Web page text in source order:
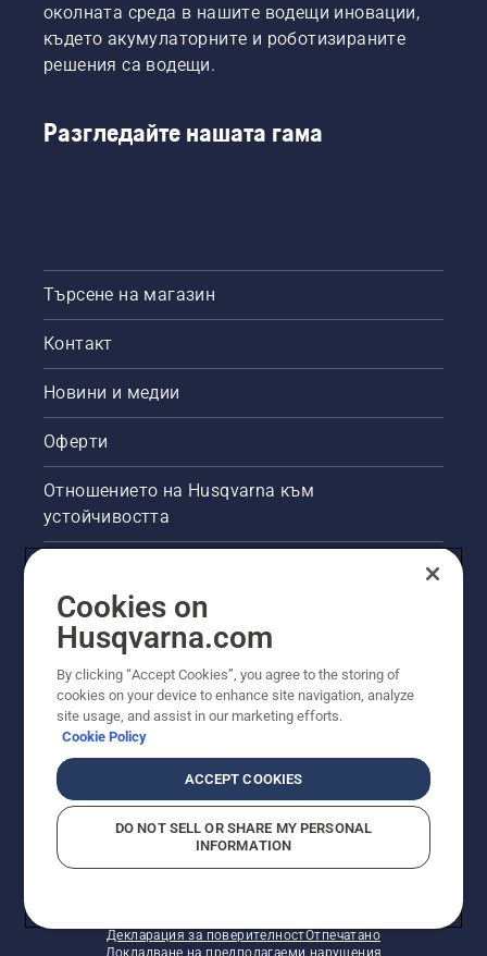
околната среда в нашите водещи иновации,
където акумулаторните и роботизираните
решения са водещи.
Разгледайте нашата гама
Търсене на магазин
Контакт
Новини и медии
Оферти
Отношението на Husqvarna към
устойчивостта
Други сайтове на Husqvarna
© Husqvarna AB (публ). Всички права запазени.
Декларация за поверителностОтпечатано
Докладване на предполагаеми нарушения
Cookies on
Husqvarna.com
By clicking “Accept Cookies”, you agree to the storing of
cookies on your device to enhance site navigation, analyze
site usage, and assist in our marketing efforts.
Cookie Policy
ACCEPT COOKIES
DO NOT SELL OR SHARE MY PERSONAL
INFORMATION